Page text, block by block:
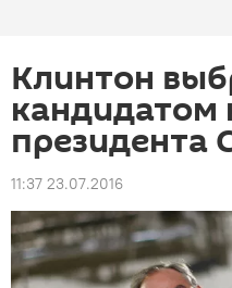
Клинтон
кандидатом
президента
11:37 23.07.2016